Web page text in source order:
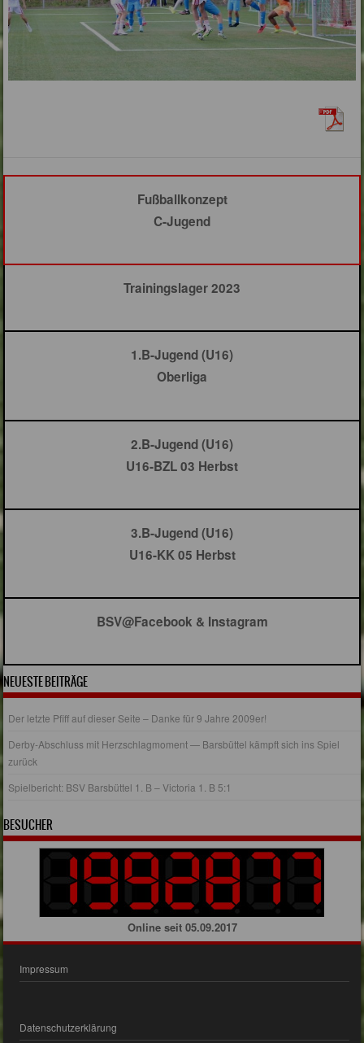
Fußballkonzept
C-Jugend
Trainingslager 2023
1.B-Jugend (U16)
Oberliga
2.B-Jugend (U16)
U16-BZL 03 Herbst
3.B-Jugend (U16)
U16-KK 05 Herbst
BSV@Facebook & Instagram
NEUESTE BEITRÄGE
Der letzte Pfiff auf dieser Seite – Danke für 9 Jahre 2009er!
Derby-Abschluss mit Herzschlagmoment — Barsbüttel kämpft sich ins Spiel
zurück
Spielbericht: BSV Barsbüttel 1. B – Victoria 1. B 5:1
BESUCHER
Online seit 05.09.2017
Impressum
Datenschutzerklärung